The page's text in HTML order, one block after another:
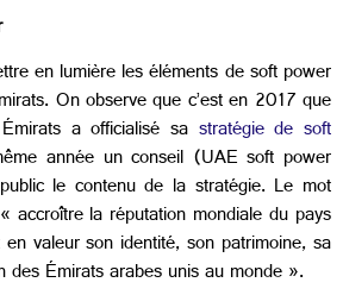
en lumière les éléments de soft power
On observe que c’est en 2017 que
a officialisé sa stratégie de soft
année un conseil (UAE soft power
le contenu de la stratégie. Le mot
accroître la réputation mondiale du pays
valeur son identité, son patrimoine, sa
des Émirats arabes unis au monde ».